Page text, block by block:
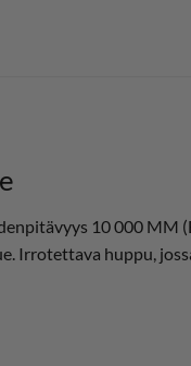
10 000 MM
Irrotettava huppu,